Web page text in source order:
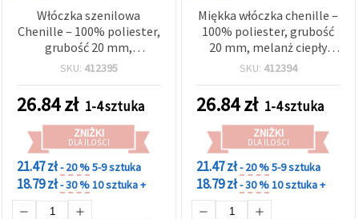
Włóczka szenilowa
Chenille – 100% poliester,
grubość 20 mm,
melanżowe odcienie bieli,
25 m, mix kolorów
SKU: 412395
26.84zł 1-4 sztuka
ZNIŻKI
DLA ILOŚCI
21.47 zł- 20 %5-9 sztuka
18.79 zł- 30 %10 sztuka +
Miękka włóczka chenille –
100% poliester, grubość
20 mm, melanż ciepły
brąz, ok. 240 g / 25 m,
robótek ręcznych i
rękodzieła
SKU: 412394
26.84zł 1-4 sztuka
ZNIŻKI
DLA ILOŚCI
21.47 zł- 20 %5-9 sztuka
18.79 zł- 30 %10 sztuka +